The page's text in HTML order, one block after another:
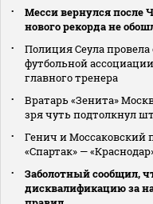
Месси вернулся после
нового рекорда не
Полиция Сеула
футбольной
главного тренера
Вратарь «Зенита»
зря чуть подтолкнул
Генич и
«Спартак» —
Заболотный сообщил,
дисквалификацию за